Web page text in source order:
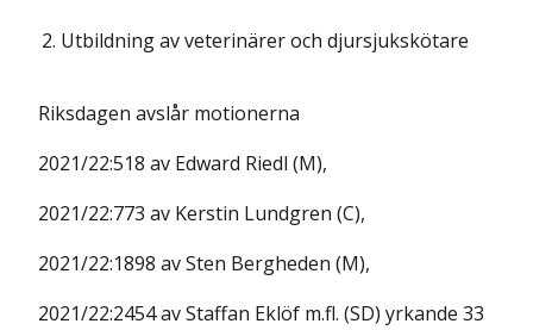
2. Utbildning av veterinärer och djursjukskötare
Riksdagen avslår motionerna
2021/22:518 av Edward Riedl (M),
2021/22:773 av Kerstin Lundgren (C),
2021/22:1898 av Sten Bergheden (M),
2021/22:2454 av Staffan Eklöf m.fl. (SD) yrkande 33